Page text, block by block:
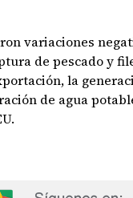
variaciones
de pescado y
la
de agua